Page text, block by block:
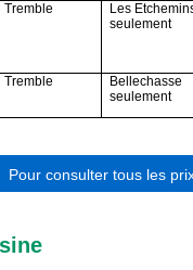
Tremble
Les
seulement
Tremble
Bellechasse
seulement
Pour consulter tous les